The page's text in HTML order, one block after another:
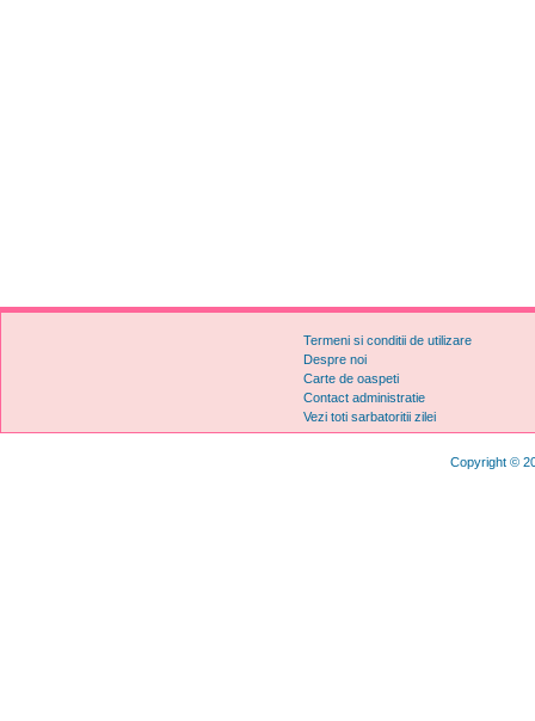
Termeni si conditii de utilizare
Despre noi
Carte de oaspeti
Contact administratie
Vezi toti sarbatoritii zilei
Copyright ©